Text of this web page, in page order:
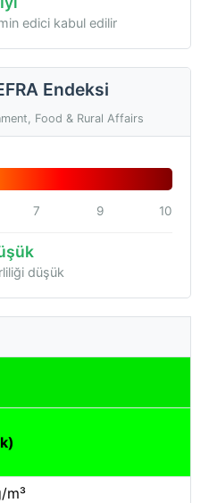
edici kabul edilir
Endeksi
Food & Rural Affairs
7 9 10
düşük
m³